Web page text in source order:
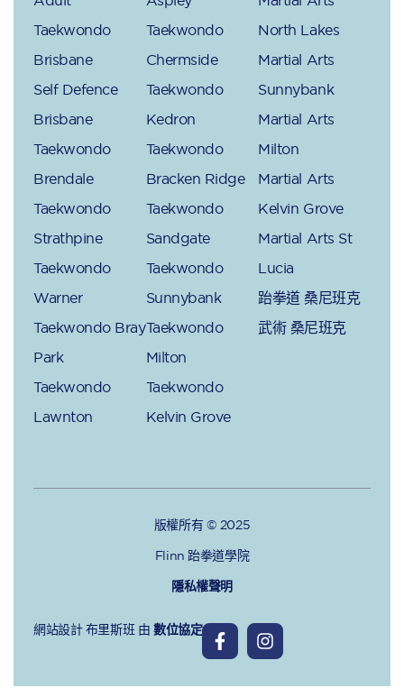
Taekwondo
Brisbane
Self Defence
Brisbane
Taekwondo
Brendale
Taekwondo
Strathpine
Taekwondo
Warner
Taekwondo Bray
Park
Taekwondo
Lawnton
Taekwondo
Chermside
Taekwondo
Kedron
Taekwondo
Bracken Ridge
Taekwondo
Sandgate
Taekwondo
Sunnybank
Taekwondo
Milton
Taekwondo
Kelvin Grove
North Lakes
Martial Arts
Sunnybank
Martial Arts
Milton
Martial Arts
Kelvin Grove
Martial Arts St
Lucia
跆拳道 桑尼班克
武術 桑尼班克
版權所有 © 2025
Flinn 跆拳道學院
隱私權聲明
網站設計 布里斯班 由 數位協定